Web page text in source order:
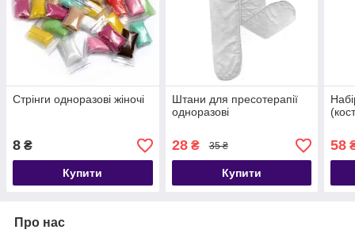
Стрінги одноразові жіночі
8 ₴
Купити
Штани для пресотерапії
одноразові
28₴ 35 ₴
Купити
58
Про нас